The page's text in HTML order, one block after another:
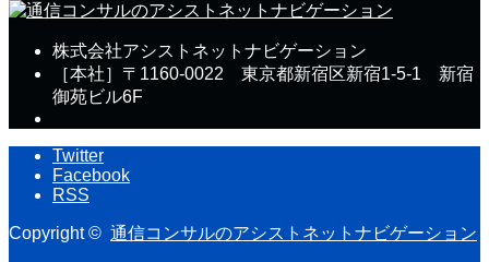
株式会社アシストネットナビゲーション
［本社］〒1160-0022 東京都新宿区新宿1-5-1 新宿
御苑ビル6F
Twitter
Facebook
RSS
Copyright © 通信コンサルのアシストネットナビゲーション